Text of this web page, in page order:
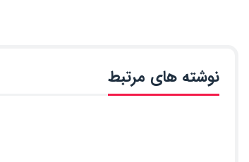
نوشته های مرتبط